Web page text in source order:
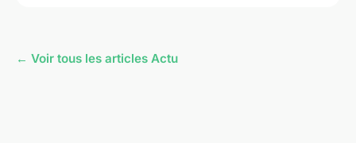
← Voir tous les articles Actu